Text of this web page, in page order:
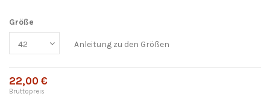
Größe
Anleitung zu den Größen
22,00 €
Bruttopreis